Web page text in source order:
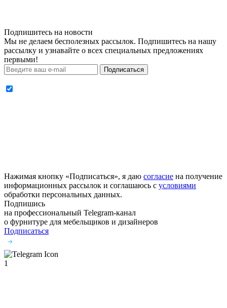
Подпишитесь на новости
Мы не делаем бесполезных рассылок. Подпишитесь на нашу
рассылку и узнавайте о всех специальных предложениях
первыми!
Подписаться
Нажимая кнопку «Подписаться», я даю согласие на получение
информационных рассылок и соглашаюсь с условиями
обработки персональных данных.
Подпишись
на профессиональный Telegram-канал
о фурнитуре для мебельщиков и дизайнеров
Подписаться
1